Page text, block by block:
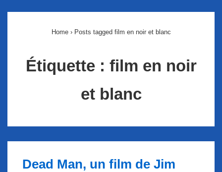
Home › Posts tagged film en noir et blanc
Étiquette : film en noir
et blanc
Dead Man, un film de Jim